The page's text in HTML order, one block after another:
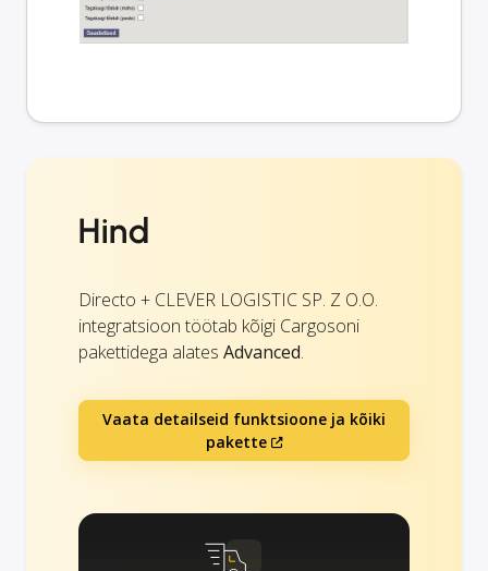
Hind
Directo + CLEVER LOGISTIC SP. Z O.O.
integratsioon töötab kõigi Cargosoni
pakettidega alates Advanced.
Vaata detailseid funktsioone ja kõiki
pakette